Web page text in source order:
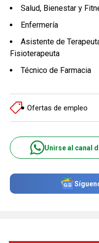
Salud, Bienestar y
Enfermería
Asistente de
Fisioterapeuta
Técnico de Farmacia
Ofertas de empleo
Unirse al canal